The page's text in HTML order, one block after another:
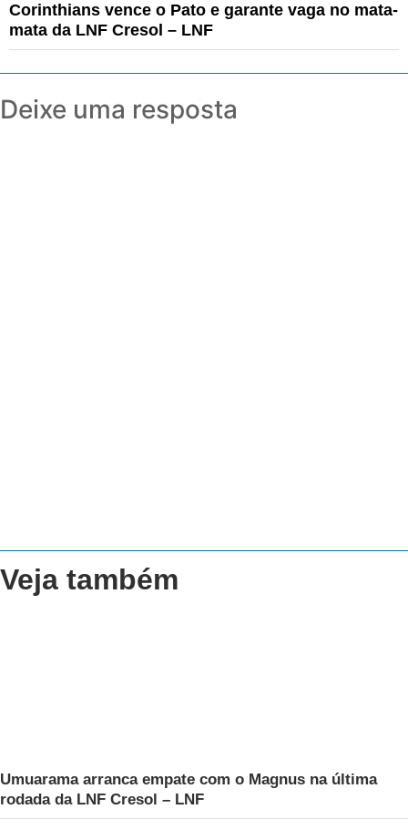
Corinthians vence o Pato e garante vaga no mata-
mata da LNF Cresol – LNF
Deixe uma resposta
Veja também
Umuarama arranca empate com o Magnus na última
rodada da LNF Cresol – LNF